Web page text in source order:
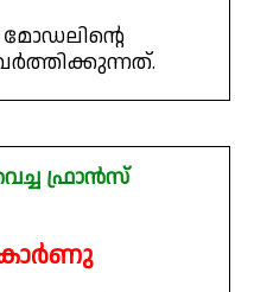
മോഡലിന്റെ
ഫ്രാൻസ്